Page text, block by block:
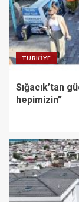
TÜRKIYE
Sığacık’tan
hepimizin”